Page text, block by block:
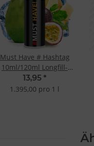
Must Have # Hashtag
10ml/120ml Longfill-
Aroma
13,95 *
1.395,00 pro 1 l